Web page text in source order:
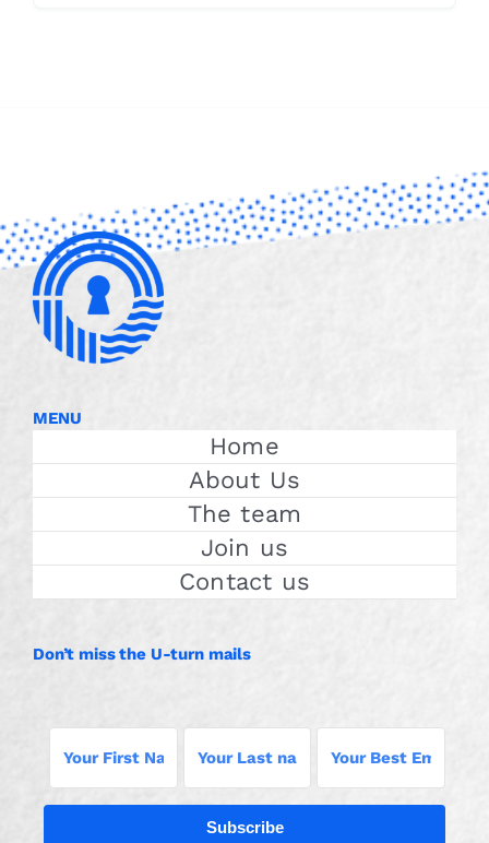
MENU
Home
About Us
The team
Join us
Contact us
Don’t miss the U-turn mails
Subscribe